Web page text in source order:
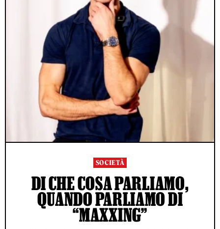
SOCIETÀ
DI CHE COSA PARLIAMO,
QUANDO PARLIAMO DI
“MAXXING”